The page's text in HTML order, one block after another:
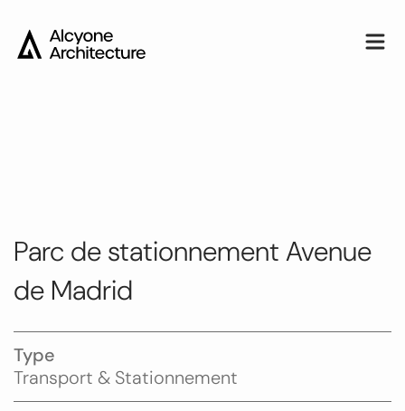
contenu
Parc de stationnement Avenue
de Madrid
Type
Transport & Stationnement